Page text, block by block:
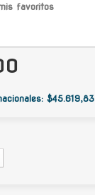
favoritos
$45.619,83